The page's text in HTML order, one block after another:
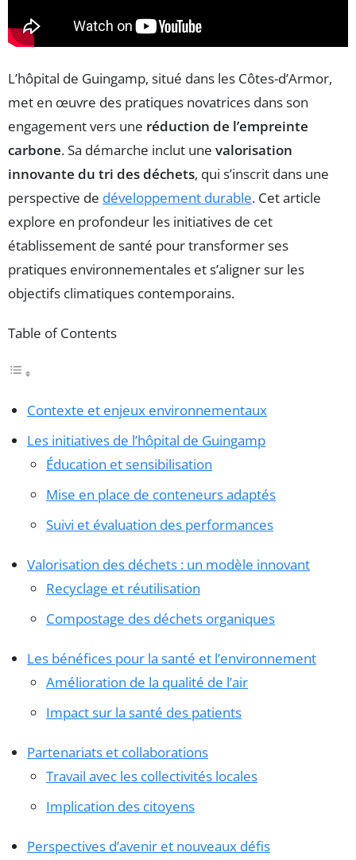
L’hôpital de Guingamp, situé dans les Côtes-d’Armor,
met en œuvre des pratiques novatrices dans son
engagement vers une réduction de l’empreinte
carbone. Sa démarche inclut une valorisation
innovante du tri des déchets, qui s’inscrit dans une
perspective de développement durable. Cet article
explore en profondeur les initiatives de cet
établissement de santé pour transformer ses
pratiques environnementales et s’aligner sur les
objectifs climatiques contemporains.
Table of Contents
Contexte et enjeux environnementaux
Les initiatives de l’hôpital de Guingamp
Éducation et sensibilisation
Mise en place de conteneurs adaptés
Suivi et évaluation des performances
Valorisation des déchets : un modèle innovant
Recyclage et réutilisation
Compostage des déchets organiques
Les bénéfices pour la santé et l’environnement
Amélioration de la qualité de l’air
Impact sur la santé des patients
Partenariats et collaborations
Travail avec les collectivités locales
Implication des citoyens
Perspectives d’avenir et nouveaux défis